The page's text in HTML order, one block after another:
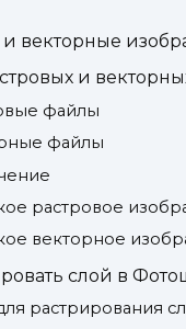
и векторные
и
файлы
файлы
растровое
векторное
слой в
растрирования